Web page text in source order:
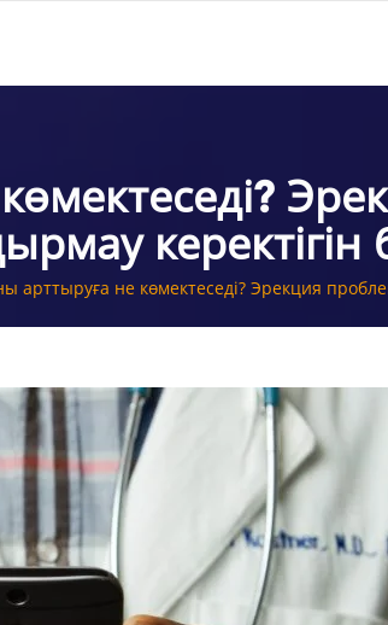
керектігін
арттыруға не көмектеседі? Эрекция